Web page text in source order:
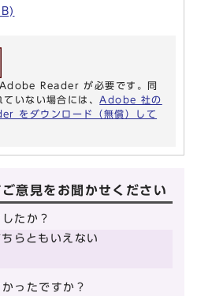
Reader が必要です。同
いない場合には、 Adobe 社の
をダウンロード（無償）して
意見をお聞かせください
たか？
ちらともいえない
ったですか？